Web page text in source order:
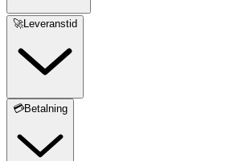
🚀Leveranstid
💳Betalning